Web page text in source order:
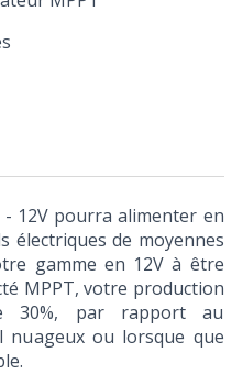
12V pourra alimenter en
électriques de moyennes
gamme en 12V à être
MPPT, votre production
30%, par rapport au
ou lorsque que